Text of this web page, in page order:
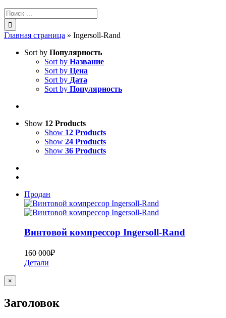
Результат
поиска:
Главная страница » Ingersoll-Rand
Sort by Популярность
Sort by Название
Sort by Цена
Sort by Дата
Sort by Популярность
Show 12 Products
Show 12 Products
Show 24 Products
Show 36 Products
Продан
Bинтoвoй кoмпpеcсор Ingersoll-Rand
160 000₽
Детали
Close
product
view
×
Заголовок